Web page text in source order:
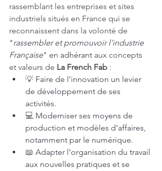
rassemblant les entreprises et sites
industriels situés en France qui se
reconnaissent dans la volonté de
"rassembler et promouvoir l'industrie
Française" en adhérant aux concepts
et valeurs de La French Fab :
💡 Faire de l’innovation un levier
de développement de ses
activités.
💻 Moderniser ses moyens de
production et modèles d’affaires,
notamment par le numérique.
📖 Adapter l’organisation du travail
aux nouvelles pratiques et se